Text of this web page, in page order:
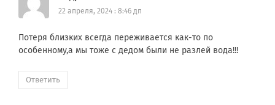
22 апреля, 2024 : 8:46 дп
Потеря близких всегда переживается как-то по
особенному,а мы тоже с дедом были не разлей вода!!!
Ответить